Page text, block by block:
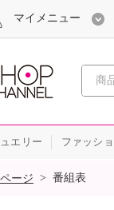
マイメニュー
エリー ファッシ
ージ > 番組表